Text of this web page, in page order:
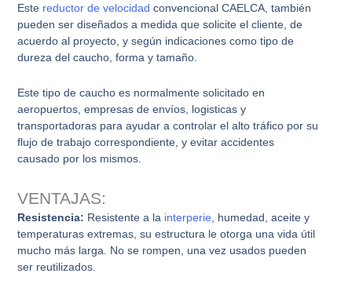
Este reductor de velocidad convencional CAELCA, también
pueden ser diseñados a medida que solicite el cliente, de
acuerdo al proyecto, y según indicaciones como tipo de
dureza del caucho, forma y tamaño.
Este tipo de caucho es normalmente solicitado en
aeropuertos, empresas de envíos, logisticas y
transportadoras para ayudar a controlar el alto tráfico por su
flujo de trabajo correspondiente, y evitar accidentes
causado por los mismos.
VENTAJAS:
Resistencia: Resistente a la interperie , humedad, aceite y
temperaturas extremas, su estructura le otorga una vida útil
mucho más larga. No se rompen, una vez usados pueden
ser reutilizados.